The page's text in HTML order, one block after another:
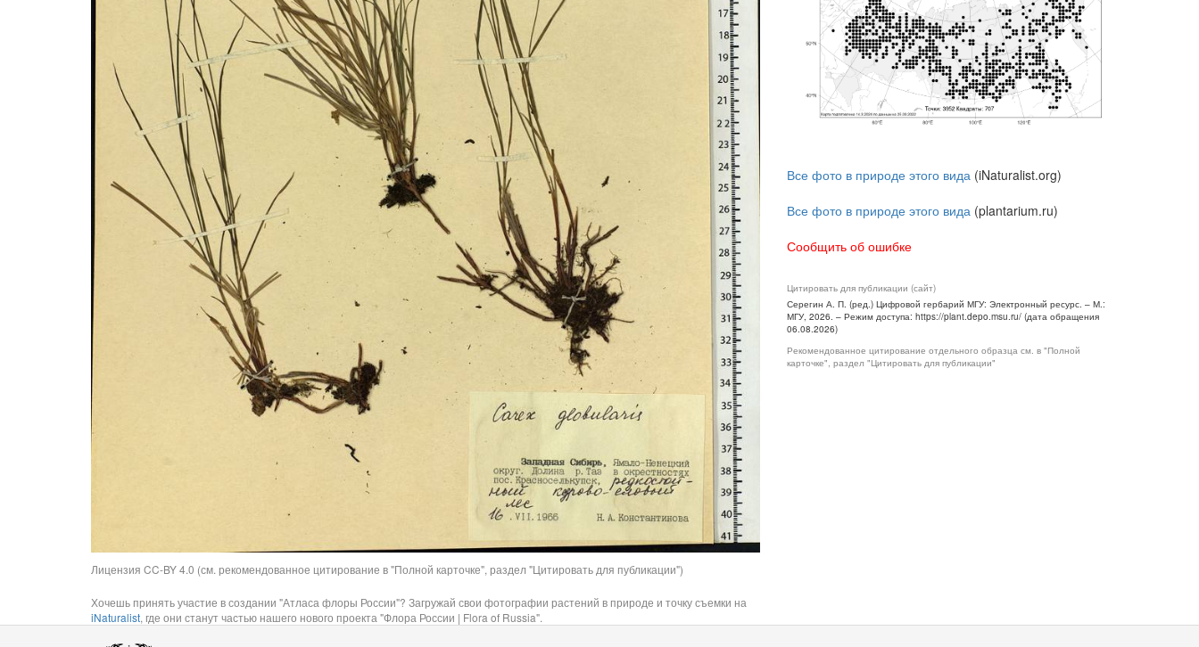
Лицензия CC-BY 4.0 (см. рекомендованное цитирование в "Полной карточке", раздел "Цитировать для публикации")
Хочешь принять участие в создании "Атласа флоры России"? Загружай свои фотографии растений в природе и точку съемки на
iNaturalist, где они станут частью нашего нового проекта "Флора России | Flora of Russia".
Все фото в природе этого вида (iNaturalist.org)
Все фото в природе этого вида (plantarium.ru)
Сообщить об ошибке
Цитировать для публикации (сайт)
Серегин А. П. (ред.) Цифровой гербарий МГУ: Электронный ресурс. – М.:
МГУ, 2026. – Режим доступа: https://plant.depo.msu.ru/ (дата обращения
06.08.2026)
Рекомендованное цитирование отдельного образца см. в "Полной
карточке", раздел "Цитировать для публикации"